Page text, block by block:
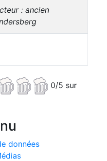
: ancien
0/5 sur
données